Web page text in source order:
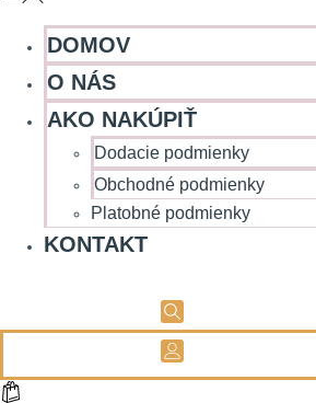
DOMOV
O NÁS
AKO NAKÚPIŤ
Dodacie podmienky
Obchodné podmienky
Platobné podmienky
KONTAKT